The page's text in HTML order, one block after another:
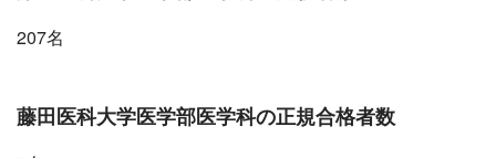
207名
藤田医科大学医学部医学科の正規合格者数